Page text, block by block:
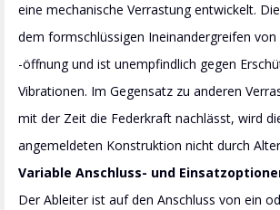
eine mechanische Verrastung entwickelt.
dem formschlüssigen Ineinandergreifen von
-öffnung und ist unempfindlich gegen
Vibrationen. Im Gegensatz zu anderen
mit der Zeit die Federkraft nachlässt, wird
angemeldeten Konstruktion nicht durch
Variable Anschluss- und
Der Ableiter ist auf den Anschluss von ein